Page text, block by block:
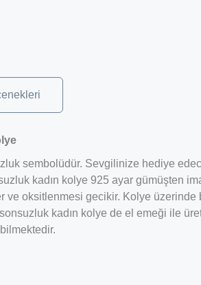
sembolüdür. Sevgilinize hediye
kadın kolye 925 ayar gümüşten
ve oksitlenmesi gecikir. Kolye
kadın kolye de el emeği ile